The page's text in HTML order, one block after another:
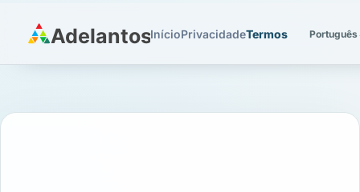
InícioPrivacidadeTermos Português